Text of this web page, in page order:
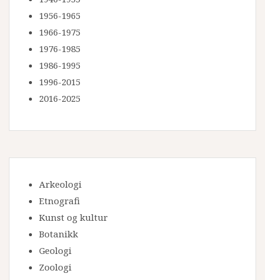
1956-1965
1966-1975
1976-1985
1986-1995
1996-2015
2016-2025
Arkeologi
Etnografi
Kunst og kultur
Botanikk
Geologi
Zoologi